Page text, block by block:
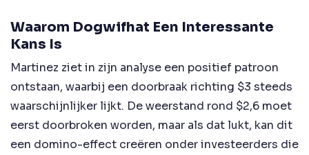
Waarom Dogwifhat Een Interessante
Kans Is
Martinez ziet in zijn analyse een positief patroon
ontstaan, waarbij een doorbraak richting $3 steeds
waarschijnlijker lijkt. De weerstand rond $2,6 moet
eerst doorbroken worden, maar als dat lukt, kan dit
een domino-effect creëren onder investeerders die